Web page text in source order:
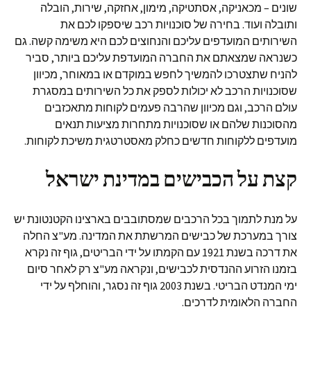
שונים – מכאניקה, אסתטיקה, מימון, אחזקה, שירות, הובלה
ותובלה ועוד. בחירה של סוכנויות רכב שיספקו לכם את
השירותים המועדפים עליכם והנחוצים לכם היא משימה קשה. גם
כשנראה שמצאתם את החברה המועדפת עליכם ביותר, סביר
להניח שתצטרכו להמשיך לחפש במוקדם או במאוחר, מכיוון
שסוכנויות הרכב לא יכולות לספק את כל השירותים במסגרת
עולם הרכב, וגם מכיוון שהרבה פעמים לקוחות מתאכזבים
מהסוכנות שלהם או שסוכנויות מתחרות מציעות תנאים
מועדפים ללקוחות חדשים כחלק מאסטרטגית משיכת לקוחות.
קצת על הכבישים במדינת ישראל
על מנת לתמוך בכל הרכבים שמסתובבים בארצינו הקטנטונת יש
צורך במערכת של כבישים המרשתת את המדינה. מע"צ החלה
את דרכה בשנת 1921 עם הקמתו על ידי הבריטים, גוף זה נקרא
בזמנו הזרוע ההנדסית לכבישים, ונקראה מע"צ רק לאחר סיום
ימי המנדט הבריטי. בשנת 2003 גוף זה נסגר, והוחלף על ידי
החברה הלאומית לדרכים.